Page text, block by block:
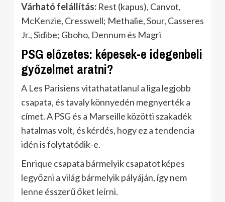
Várható felállítás: Rest (kapus), Canvot,
McKenzie, Cresswell; Methalie, Sour, Casseres
Jr., Sidibe; Gboho, Dennum és Magri
PSG előzetes: képesek-e idegenbeli
győzelmet aratni?
A Les Parisiens vitathatatlanul a liga legjobb
csapata, és tavaly könnyedén megnyerték a
címet. A PSG és a Marseille közötti szakadék
hatalmas volt, és kérdés, hogy ez a tendencia
idén is folytatódik-e.
Enrique csapata bármelyik csapatot képes
legyőzni a világ bármelyik pályáján, így nem
lenne ésszerű őket leírni.